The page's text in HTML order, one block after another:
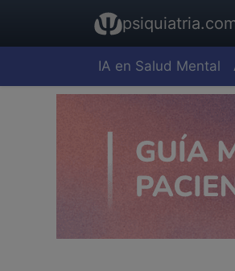
IA en Salud Mental